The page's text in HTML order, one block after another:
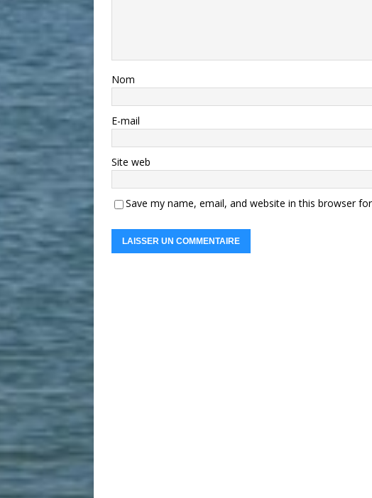
Nom
E-mail
Site web
Save my name, email, and website in this browser